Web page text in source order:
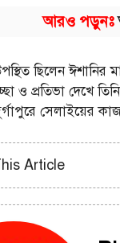
আরও পড়ুনঃ
ছিলেন
ও প্রতিভা দেখে
সেলাইয়ের কাজ
Article